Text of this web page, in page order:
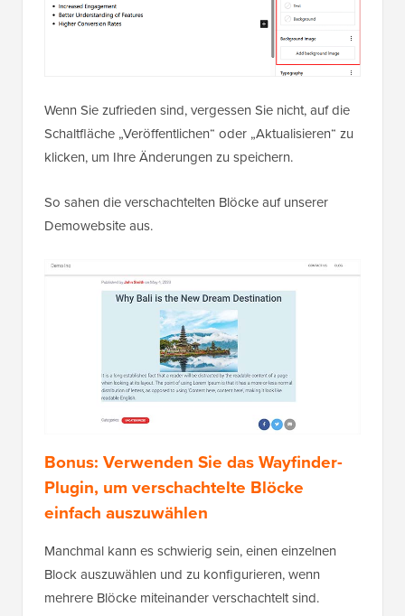
Wenn Sie zufrieden sind, vergessen Sie nicht, auf die
Schaltfläche „Veröffentlichen“ oder „Aktualisieren“ zu
klicken, um Ihre Änderungen zu speichern.
So sahen die verschachtelten Blöcke auf unserer
Demowebsite aus.
Bonus: Verwenden Sie das Wayfinder-
Plugin, um verschachtelte Blöcke
einfach auszuwählen
Manchmal kann es schwierig sein, einen einzelnen
Block auszuwählen und zu konfigurieren, wenn
mehrere Blöcke miteinander verschachtelt sind.